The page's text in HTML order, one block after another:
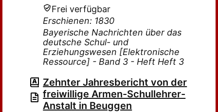
Frei verfügbar
Erschienen: 1830
Bayerische Nachrichten über das
deutsche Schul- und
Erziehungswesen [Elektronische
Ressource] - Band 3 - Heft Heft 3
Zehnter Jahresbericht von der
freiwillige Armen-Schullehrer-
Anstalt in Beuggen